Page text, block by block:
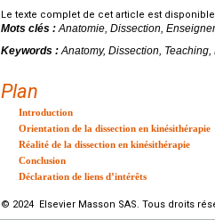
Le texte complet de cet article est disponible
Mots clés : Anatomie, Dissection,
Keywords : Anatomy, Dissection,
Plan
Introduction
Orientation de la dissection en kinésithérapie
Réalité de la dissection en kinésithérapie
Conclusion
Déclaration de liens d’intérêts
© 2024 Elsevier Masson SAS. Tous droits